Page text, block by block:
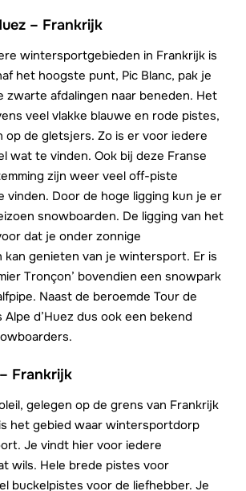
– Frankrijk
wintersportgebieden in Frankrijk is
het hoogste punt, Pic Blanc, pak je
zwarte afdalingen naar beneden. Het
veel vlakke blauwe en rode pistes,
op de gletsjers. Zo is er voor iedere
wat te vinden. Ook bij deze Franse
zijn weer veel off-piste
vinden. Door de hoge ligging kun je er
snowboarden. De ligging van het
dat je onder zonnige
kan genieten van je wintersport. Er is
Tronçon’ bovendien een snowpark
Naast de beroemde Tour de
d’Huez dus ook een bekend
Frankrijk
gelegen op de grens van Frankrijk
het gebied waar wintersportdorp
Je vindt hier voor iedere
wils. Hele brede pistes voor
buckelpistes voor de liefhebber. Je